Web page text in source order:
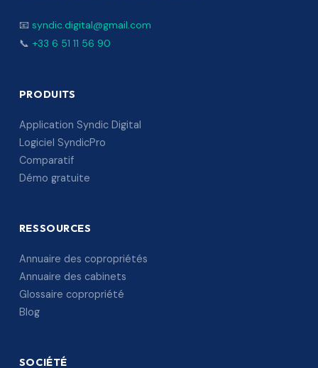
📧 syndic.digital@gmail.com
📞 +33 6 51 11 56 90
PRODUITS
Application Syndic Digital
Logiciel SyndicPro
Comparatif
Démo gratuite
RESSOURCES
Annuaire des copropriétés
Annuaire des cabinets
Glossaire copropriété
Blog
SOCIÉTÉ